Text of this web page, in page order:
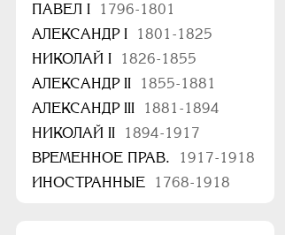
ПАВЕЛ I
1796-1801
АЛЕКСАНДР I
1801-1825
НИКОЛАЙ I
1826-1855
АЛЕКСАНДР II
1855-1881
АЛЕКСАНДР III
1881-1894
НИКОЛАЙ II
1894-1917
ВРЕМЕННОЕ ПРАВ.
1917-1918
ИНОСТРАННЫЕ
1768-1918